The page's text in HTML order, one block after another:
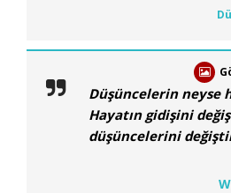
Düşüncelerin neyse
Hayatın gidişini
düşüncelerini